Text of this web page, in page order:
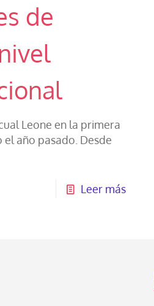
de
Leone en la primera
el año pasado. Desde
Leer más